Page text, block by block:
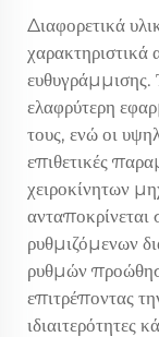
Διαφορετικά
χαρακτηριστικά
ευθυγράμμισης.
ελαφρύτερη
τους, ενώ οι
επιθετικές
χειροκίνητων
ανταποκρίνεται
ρυθμιζόμενων
ρυθμών
επιτρέποντας
ιδιαιτερότητες